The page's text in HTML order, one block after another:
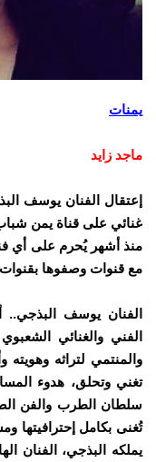
يمنات
ماجد زايد
إعتقال الفنان يوسف
غنائي على قناة يمن
منذ أشهر يُحرم على أي
مع قنوات وصفوها بقنوات
الفنان يوسف البذجي..
الفني والغنائي
والمنتمي لتراثه
تغني وتحلق، هدوء
سلطان الطرب والفن
تُغنى بكامل
يملكه البذجي، الفنان